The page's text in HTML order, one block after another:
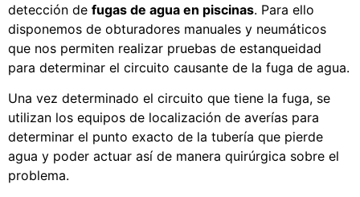
detección de fugas de agua en piscinas. Para ello
disponemos de obturadores manuales y neumáticos
que nos permiten realizar pruebas de estanqueidad
para determinar el circuito causante de la fuga de agua.
Una vez determinado el circuito que tiene la fuga, se
utilizan los equipos de localización de averías para
determinar el punto exacto de la tubería que pierde
agua y poder actuar así de manera quirúrgica sobre el
problema.